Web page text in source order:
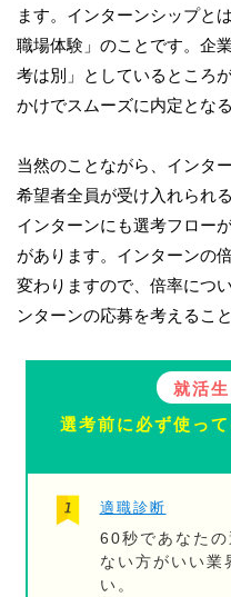
ます。インターンシップと
職場体験」のことです。企
考は別」としているところ
かけでスムーズに内定とな
当然のことながら、インタ
希望者全員が受け入れられ
インターンにも選考フロー
があります。インターンの
変わりますので、倍率につ
ンターンの応募を考えるこ
就活
選考前に必ず使っ
適職診断
60秒であなた
ない方がいい業
い。